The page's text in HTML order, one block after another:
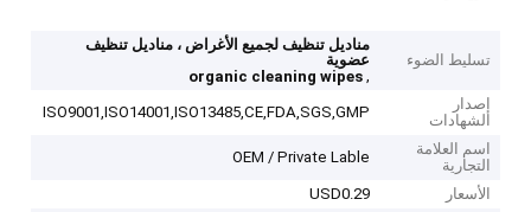
تسليط الضوء
مناديل تنظيف لجميع الأغراض ، مناديل تنظيف
عضوية
,
organic cleaning wipes
إصدار
الشهادات
ISO9001,ISO14001,ISO13485,CE,FDA,SGS,GMP
اسم العلامة
التجارية
OEM / Private Lable
الأسعار
USD0.29